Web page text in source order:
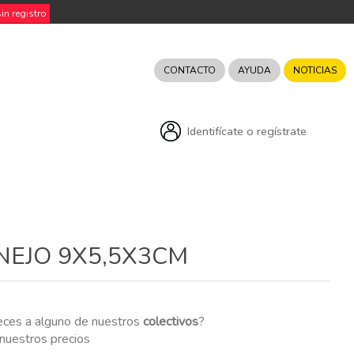
registro
CONTACTO AYUDA NOTICIAS
Identifícate o regístrate
9X5,5X3CM
a alguno de nuestroscolectivos?
precios